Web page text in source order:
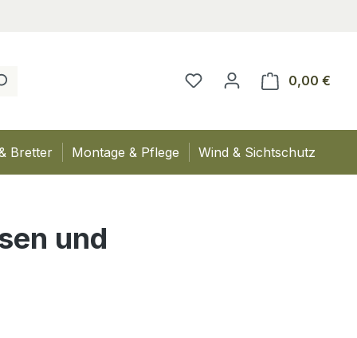
0,00 €
Bretter Montage & Pflege Wind & Sichtschutz
und